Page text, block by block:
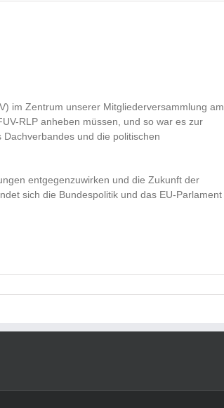
im Zentrum unserer Mitgliederversammlung am
RLP anheben müssen, und so war es zur
und die politischen
entgegenzuwirken und die Zukunft der
sich die Bundespolitik und das EU-Parlament